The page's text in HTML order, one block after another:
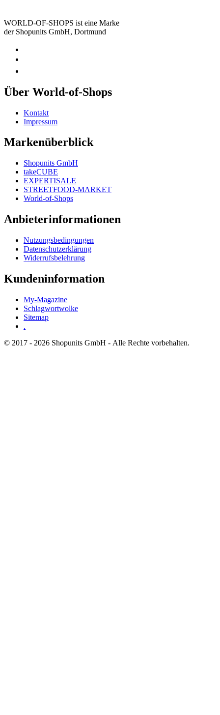
WORLD-OF-SHOPS ist eine Marke
der Shopunits GmbH, Dortmund
Über World-of-Shops
Kontakt
Impressum
Markenüberblick
Shopunits GmbH
takeCUBE
EXPERTISALE
STREETFOOD-MARKET
World-of-Shops
Anbieterinformationen
Nutzungsbedingungen
Datenschutzerklärung
Widerrufsbelehrung
Kundeninformation
My-Magazine
Schlagwortwolke
Sitemap
.
© 2017 - 2026 Shopunits GmbH - Alle Rechte vorbehalten.